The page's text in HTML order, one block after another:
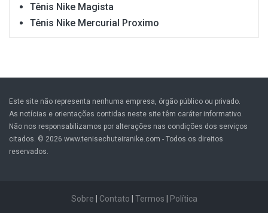
Tênis Nike Magista
Tênis Nike Mercurial Proximo
Este site não representa nenhuma empresa, órgão público ou privado.
As notícias e orientações contidas neste site têm caráter informativo.
Não nos responsabilizamos por alterações nas condições dos serviços
citados. © 2026 www.tenisechuteiranike.com - Todos os direitos
reservados.
Sobre Contato Termos Política